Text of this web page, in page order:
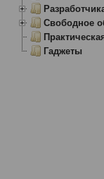
Свободное
Гаджеты